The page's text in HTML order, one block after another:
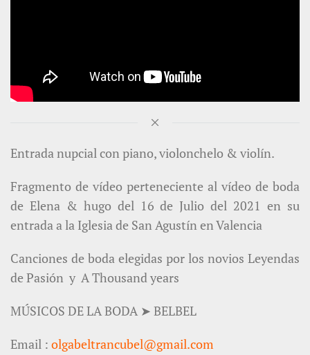
Entrada nupcial con piano, violonchelo & violín.
Fragmento de vídeo perteneciente al vídeo de boda
de Elena & hugo del 16 de Julio del 2021 en su
entrada a la Iglesia de San Agustín en Valencia
Canciones de boda elegidas por los novios Leyendas
de Pasión y A Thousand years
MÚSICOS DE LA BODA ➤ BELBEL
Email : olgabeltrancubel@gmail.com